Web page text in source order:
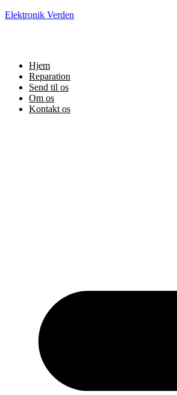
Elektronik Verden
Hjem
Reparation
Send til os
Om os
Kontakt os